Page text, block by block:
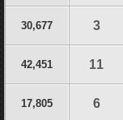
3
30,677
11
42,451
6
17,805